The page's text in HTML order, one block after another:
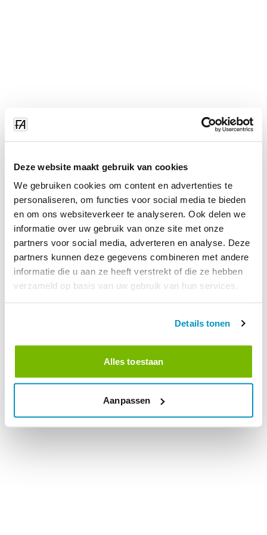
Deze website maakt gebruik van cookies
We gebruiken cookies om content en advertenties te
personaliseren, om functies voor social media te bieden
en om ons websiteverkeer te analyseren. Ook delen we
informatie over uw gebruik van onze site met onze
partners voor social media, adverteren en analyse. Deze
partners kunnen deze gegevens combineren met andere
informatie die u aan ze heeft verstrekt of die ze hebben
verzameld op basis van uw gebruik van hun services.
Details tonen
Alles toestaan
Aanpassen